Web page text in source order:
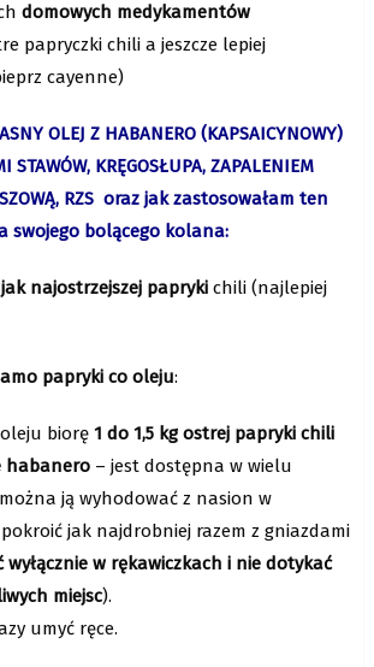
domowych medykamentów
papryczki chili a jeszcze lepiej
cayenne)
OLEJ Z HABANERO (KAPSAICYNOWY)
STAWÓW, KRĘGOSŁUPA, ZAPALENIEM
RZS oraz jak zastosowałam ten
swojego bolącego kolana:
jak najostrzejszej paprykichili (najlepiej
papryki co oleju:
biorę 1 do 1,5 kg ostrej papryki chili
habanero – jest dostępna w wielu
ją wyhodować z nasion w
jak najdrobniej razem z gniazdami
wyłącznie w rękawiczkach i nie dotykać
miejsc).
umyć ręce.